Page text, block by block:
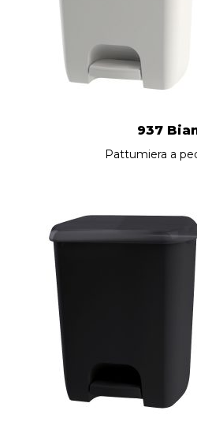
937
Pattumiera a